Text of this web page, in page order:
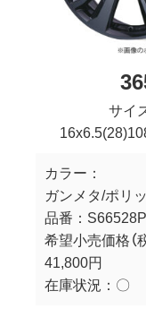
サイ
カラー：
ガンメタ/ポリ
品番：
希望小売価格（
41,800円
在庫状況： 〇